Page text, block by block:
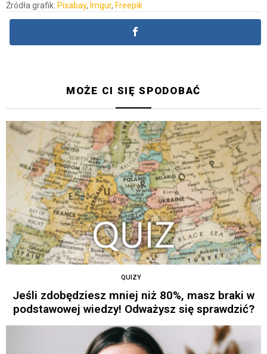
Źródła grafik: Pixabay, Imgur, Freepik
MOŻE CI SIĘ SPODOBAĆ
QUIZY
Jeśli zdobędziesz mniej niż 80%, masz braki w
podstawowej wiedzy! Odważysz się sprawdzić?